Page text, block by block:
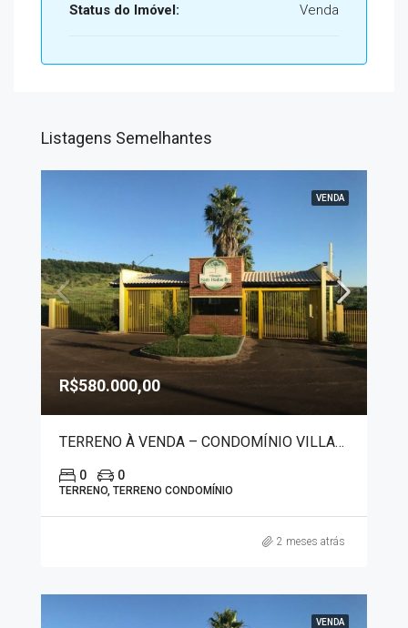
Status do Imóvel: Venda
Listagens Semelhantes
VENDA
R$580.000,00
TERRENO À VENDA – CONDOMÍNIO VILLAGIO SAN RAFAELLO 8445
0 0
TERRENO, TERRENO CONDOMÍNIO
2 meses atrás
VENDA